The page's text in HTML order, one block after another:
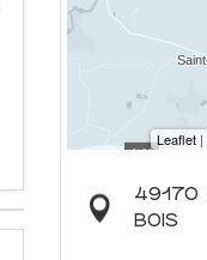
49170
BOIS